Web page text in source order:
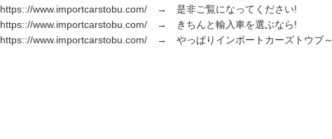
https:://www.importcarstobu.com/ → 是非ご覧になってください!
https:://www.importcarstobu.com/ → きちんと輸入車を選ぶなら!
https:://www.importcarstobu.com/ → やっぱりインポートカーズトウブ～